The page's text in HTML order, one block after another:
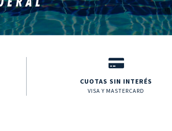
CUOTAS SIN INTERÉS
VISA Y MASTERCARD